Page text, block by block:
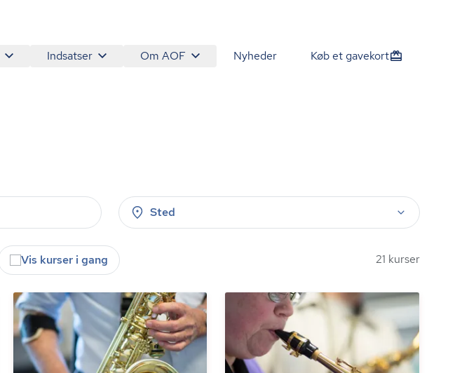
Indsatser Om AOF Nyheder Køb et gavekort
Sted
Vis kurser i gang 21 kurser